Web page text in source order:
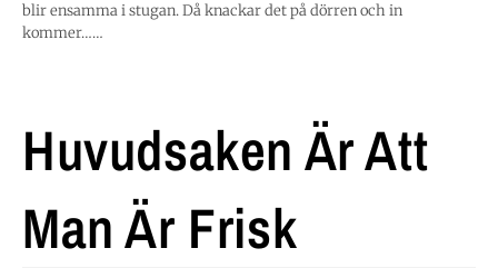
blir ensamma i stugan. Då knackar det på dörren och in
kommer……
Huvudsaken Är Att
Man Är Frisk